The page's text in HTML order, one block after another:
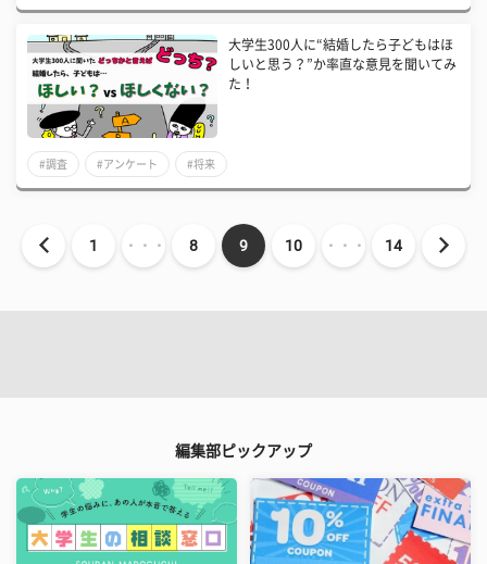
大学生300人に“結婚したら子どもはほ
しいと思う？”か率直な意見を聞いてみ
た！
#調査 #アンケート #将来
1 ・・・ 8 9 10 ・・・ 14
編集部ピックアップ